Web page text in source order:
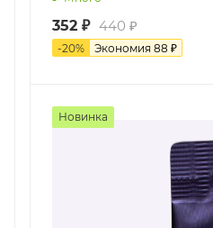
352 ₽ 440 ₽
-20% Экономия 88 ₽
Новинка